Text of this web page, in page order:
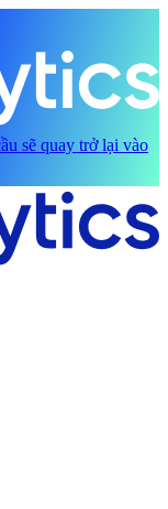
sẽ quay trở lại vào